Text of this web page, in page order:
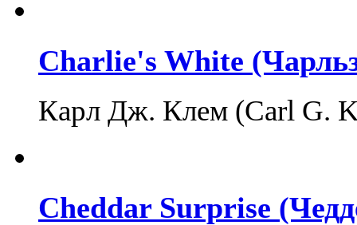
Charlie's White
Карл Дж. Клем (Carl G.
Cheddar Surprise